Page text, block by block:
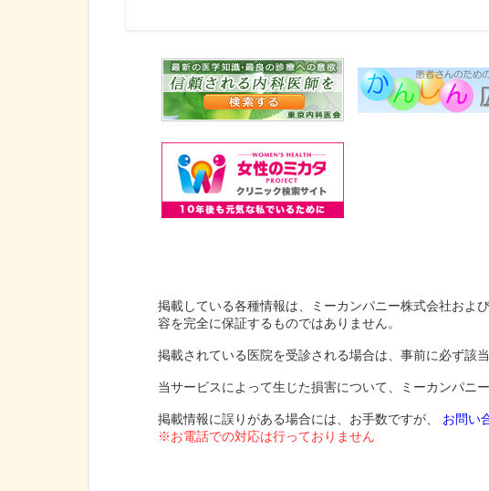
掲載している各種情報は、ミーカンパニー株式会社および
容を完全に保証するものではありません。
掲載されている医院を受診される場合は、事前に必ず該
当サービスによって生じた損害について、ミーカンパニ
掲載情報に誤りがある場合には、お手数ですが、 お問い
※お電話での対応は行っておりません